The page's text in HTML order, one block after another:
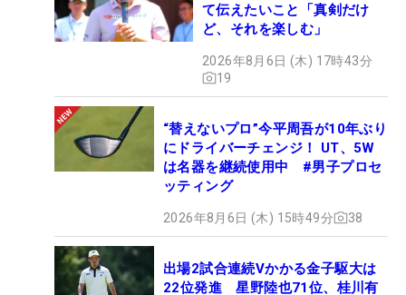
て伝えたいこと「真剣だけ
ど、それを楽しむ」
2026年8月6日 (木) 17時43分
19
“替えないプロ”今平周吾が10年ぶり
にドライバーチェンジ！ UT、5W
は名器を継続使用中 #男子プロセ
ッティング
2026年8月6日 (木) 15時49分 38
出場2試合連続Vかかる金子駆大は
22位発進 星野陸也71位、桂川有